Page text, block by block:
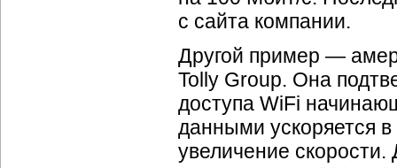
с сайта компании.
Другой пример —
Tolly Group. Она
доступа WiFi
данными ускоряется
увеличение